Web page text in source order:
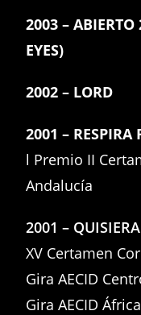
2003 – ABIERTO
EYES)
2002 – LORD
2001 – RESPIRA
l Premio II
Andalucía
2001 –
XV Certamen
Gira AECID
Gira AECID